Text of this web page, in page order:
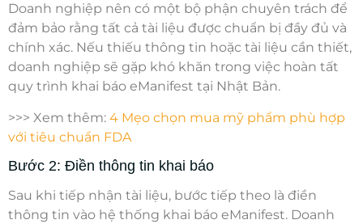
Doanh nghiệp nên có một bộ phận chuyên trách để
đảm bảo rằng tất cả tài liệu được chuẩn bị đầy đủ và
chính xác. Nếu thiếu thông tin hoặc tài liệu cần thiết,
doanh nghiệp sẽ gặp khó khăn trong việc hoàn tất
quy trình khai báo eManifest tại Nhật Bản.
>>> Xem thêm: 4 Mẹo chọn mua mỹ phẩm phù hợp
với tiêu chuẩn FDA
Bước 2: Điền thông tin khai báo
Sau khi tiếp nhận tài liệu, bước tiếp theo là điền
thông tin vào hệ thống khai báo eManifest. Doanh